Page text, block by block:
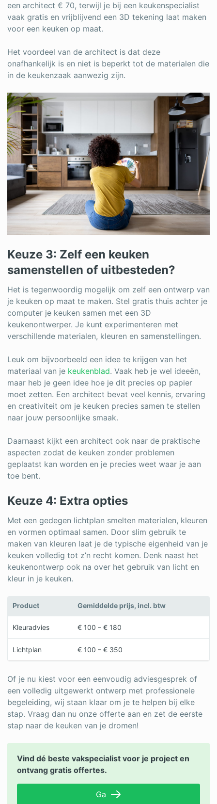
een architect € 70, terwijl je bij een keukenspecialist
vaak gratis en vrijblijvend een 3D tekening laat maken
voor een keuken op maat.
Het voordeel van de architect is dat deze
onafhankelijk is en niet is beperkt tot de materialen die
in de keukenzaak aanwezig zijn.
Keuze 3: Zelf een keuken
samenstellen of uitbesteden?
Het is tegenwoordig mogelijk om zelf een ontwerp van
je keuken op maat te maken. Stel gratis thuis achter je
computer je keuken samen met een 3D
keukenontwerper. Je kunt experimenteren met
verschillende materialen, kleuren en samenstellingen.
Leuk om bijvoorbeeld een idee te krijgen van het
materiaal van je keukenblad. Vaak heb je wel ideeën,
maar heb je geen idee hoe je dit precies op papier
moet zetten. Een architect bevat veel kennis, ervaring
en creativiteit om je keuken precies samen te stellen
naar jouw persoonlijke smaak.
Daarnaast kijkt een architect ook naar de praktische
aspecten zodat de keuken zonder problemen
geplaatst kan worden en je precies weet waar je aan
toe bent.
Keuze 4: Extra opties
Met een gedegen lichtplan smelten materialen, kleuren
en vormen optimaal samen. Door slim gebruik te
maken van kleuren laat je de typische eigenheid van je
keuken volledig tot z’n recht komen. Denk naast het
keukenontwerp ook na over het gebruik van licht en
kleur in je keuken.
Product Gemiddelde prijs, incl. btw
Kleuradvies € 100 – € 180
Lichtplan € 100 – € 350
Of je nu kiest voor een eenvoudig adviesgesprek of
een volledig uitgewerkt ontwerp met professionele
begeleiding, wij staan klaar om je te helpen bij elke
stap. Vraag dan nu onze offerte aan en zet de eerste
stap naar de keuken van je dromen!
Vind dé beste vakspecialist voor je project en
ontvang gratis offertes.
Ga